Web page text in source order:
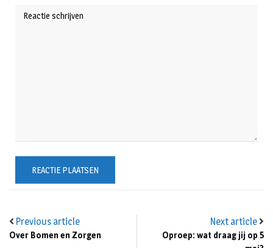
Previous article
Over Bomen en Zorgen
Next article
Oproep: wat draag jij op 5